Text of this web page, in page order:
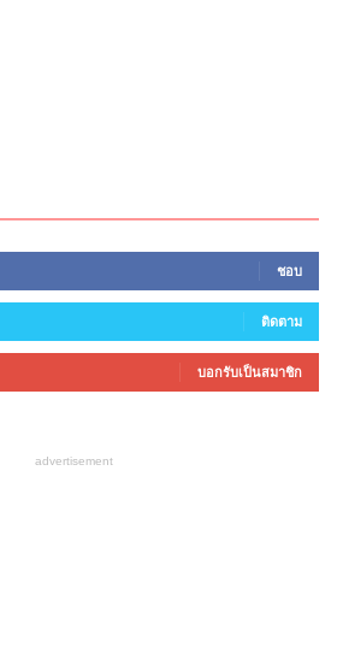
ชอบ
ติดตาม
บอกรับเป็นสมาชิก
advertisement